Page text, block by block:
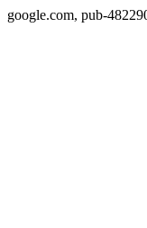
google.com, pub-